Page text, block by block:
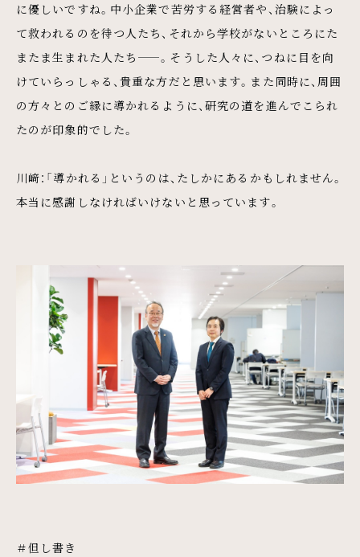
に優しいですね。中小企業で苦労する経営者や、治験によっ
て救われるのを待つ人たち、それから学校がないところにた
またま生まれた人たち——。そうした人々に、つねに目を向
けていらっしゃる、貴重な方だと思います。また同時に、周囲
の方々とのご縁に導かれるように、研究の道を進んでこられ
たのが印象的でした。
川﨑：「導かれる」というのは、たしかにあるかもしれません。
本当に感謝しなければいけないと思っています。
＃但し書き